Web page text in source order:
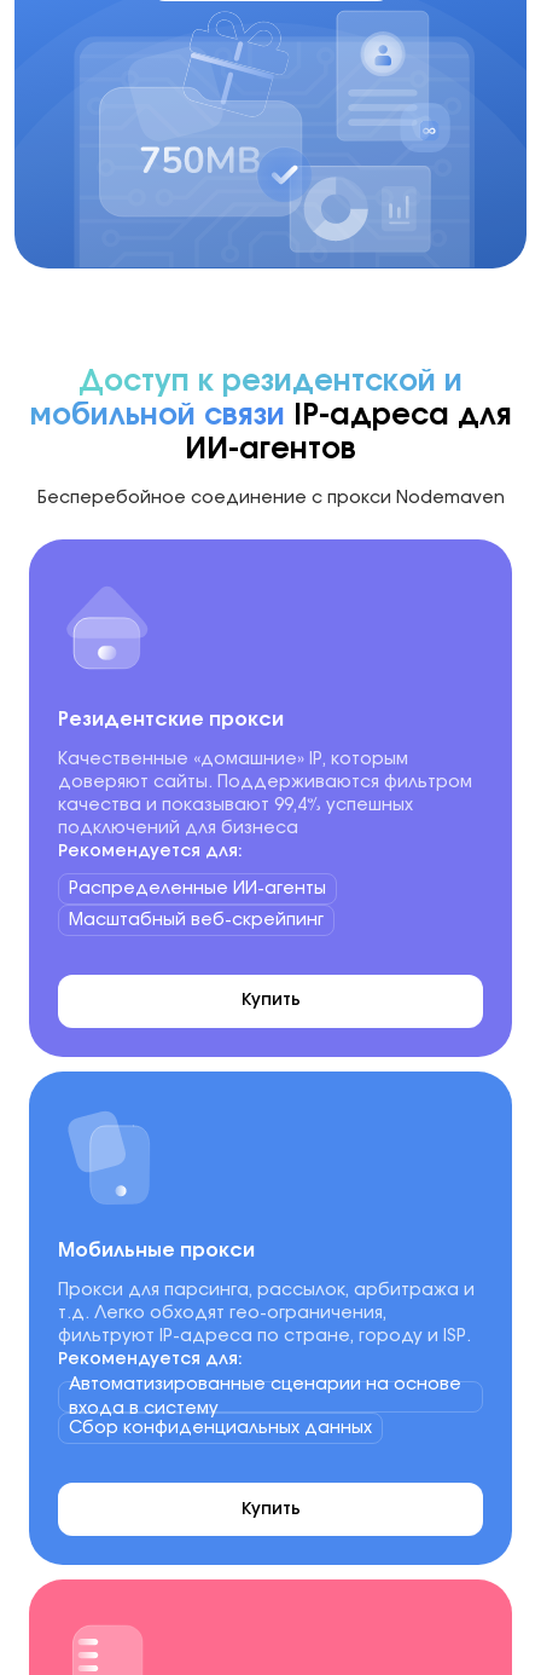
Доступ к резидентской и
мобильной связи IP-адреса для
ИИ-агентов
Бесперебойное соединение с прокси Nodemaven
Резидентские прокси
Качественные «домашние» IP, которым
доверяют сайты. Поддерживаются фильтром
качества и показывают 99,4% успешных
подключений для бизнеса
Рекомендуется для:
Распределенные ИИ-агенты
Масштабный веб-скрейпинг
Купить
Мобильные прокси
Прокси для парсинга, рассылок, арбитража и
т.д. Легко обходят гео-ограничения,
фильтруют IP-адреса по стране, городу и ISP.
Рекомендуется для:
Автоматизированные сценарии на основе
входа в систему
Сбор конфиденциальных данных
Купить